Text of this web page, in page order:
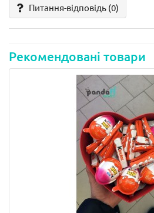
Питання-відповідь (0)
Рекомендовані товари